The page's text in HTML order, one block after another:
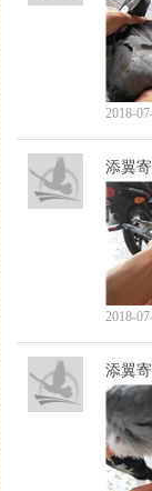
2018-
添翼
2018-
添翼